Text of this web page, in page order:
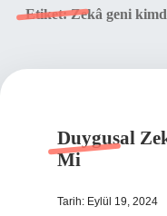
Etiket:Zekâ geni
Duygusal
Mi
Tarih: Eylül 19, 2024